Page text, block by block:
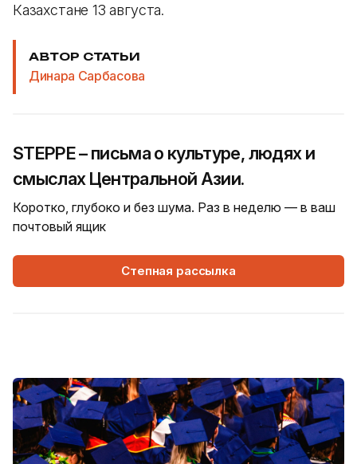
Казахстане 13 августа.
АВТОР СТАТЬИ
Динара Сарбасова
STEPPE – письма о культуре, людях и
смыслах Центральной Азии.
Коротко, глубоко и без шума. Раз в неделю — в ваш
почтовый ящик
Степная рассылка